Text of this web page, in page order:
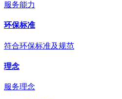
服务能力
环保标准
符合环保标准及规范
理念
服务理念